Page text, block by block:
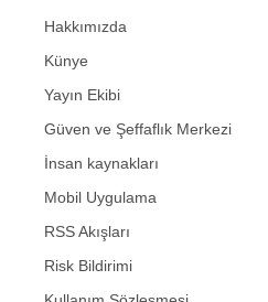
Hakkımızda
Künye
Yayın Ekibi
Güven ve Şeffaflık Merkezi
İnsan kaynakları
Mobil Uygulama
RSS Akışları
Risk Bildirimi